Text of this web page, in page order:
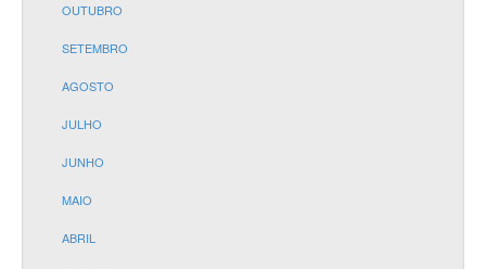
OUTUBRO
SETEMBRO
AGOSTO
JULHO
JUNHO
MAIO
ABRIL